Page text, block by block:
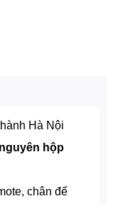
Hà Nội
hộp
chân đế